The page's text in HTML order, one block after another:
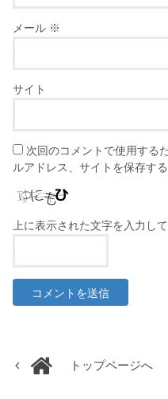
メール ※
サイト
次回のコメントで使用する
ルアドレス、サイトを保存する
上に表示された文字を入力し
トップページへ